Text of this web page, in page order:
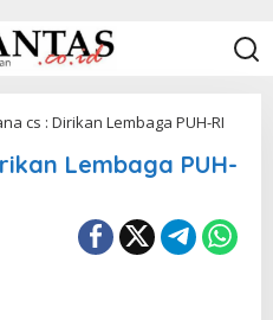
cs : Dirikan Lembaga PUH-RI
Lembaga PUH-